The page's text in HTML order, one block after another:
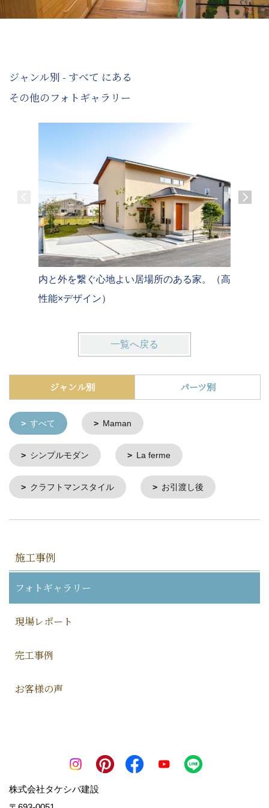
ジャンル別 - すべて にある
その他のフォトギャラリー
内と外を繋ぐ心地よい居場所のある家。（高
性能×デザイン）
一覧へ戻る
ジャンル別 パーツ別
すべて Maman
シンプルモダン La ferme
クラフトマンスタイル お引渡し後
施工事例
フォトギャラリー
現場レポート
完工事例
お客様の声
株式会社タケシバ建設